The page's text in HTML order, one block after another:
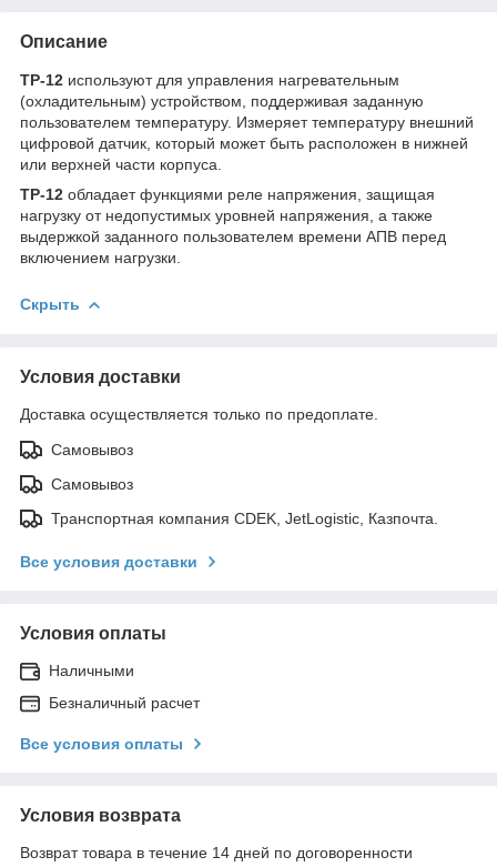
Описание
ТР-12 используют для управления нагревательным
(охладительным) устройством, поддерживая заданную
пользователем температуру. Измеряет температуру внешний
цифровой датчик, который может быть расположен в нижней
или верхней части корпуса.
ТР-12 обладает функциями реле напряжения, защищая
нагрузку от недопустимых уровней напряжения, а также
выдержкой заданного пользователем времени АПВ перед
включением нагрузки.
Скрыть
Условия доставки
Доставка осуществляется только по предоплате.
Самовывоз
Самовывоз
Транспортная компания CDEK, JetLogistic, Казпочта.
Все условия доставки
Условия оплаты
Наличными
Безналичный расчет
Все условия оплаты
Условия возврата
Возврат товара в течение 14 дней по договоренности